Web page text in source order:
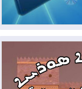
خارجون عن
باب المندب..
في البحر